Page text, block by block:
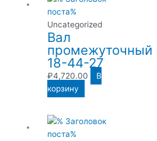
Uncategorized
Вал
промежуточный
18-44-27
₽4,720.00
В
корзину